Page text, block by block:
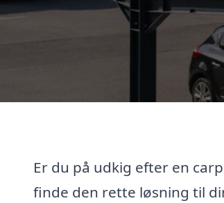
Er du på udkig efter en
finde den rette løsning til